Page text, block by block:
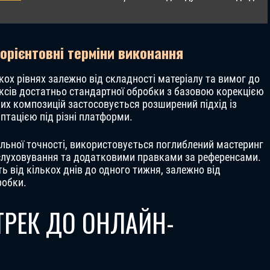
терміни виконання
рівнях залежно від складності матеріалу та вимог до
достатньо стандартної обробки з базовою корекцією
композицій застосовується розширений підхід із
під різні платформи.
точності, використовується поглиблений мастеринг
та додатковими правками за референсами.
від кількох днів до одного тижня, залежно від
ДО ОНЛАЙН-